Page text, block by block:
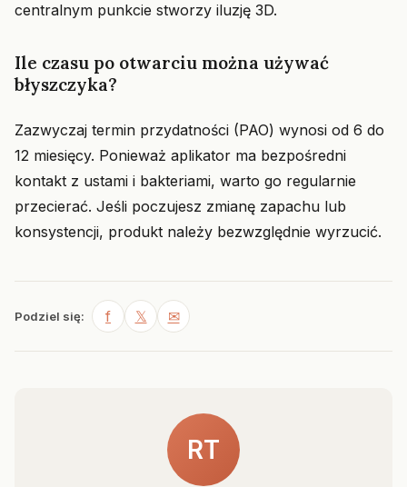
centralnym punkcie stworzy iluzję 3D.
Ile czasu po otwarciu można używać
błyszczyka?
Zazwyczaj termin przydatności (PAO) wynosi od 6 do
12 miesięcy. Ponieważ aplikator ma bezpośredni
kontakt z ustami i bakteriami, warto go regularnie
przecierać. Jeśli poczujesz zmianę zapachu lub
konsystencji, produkt należy bezwzględnie wyrzucić.
Podziel się: f 𝕏 ✉
RT